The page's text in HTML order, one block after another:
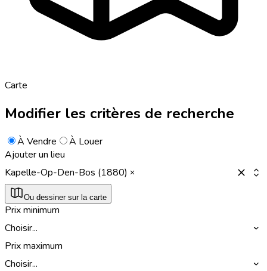
Carte
Modifier les critères de recherche
À Vendre
À Louer
Ajouter un lieu
Kapelle-Op-Den-Bos (1880)
Ou dessiner sur la carte
Prix minimum
Choisir...
Prix maximum
Choisir...